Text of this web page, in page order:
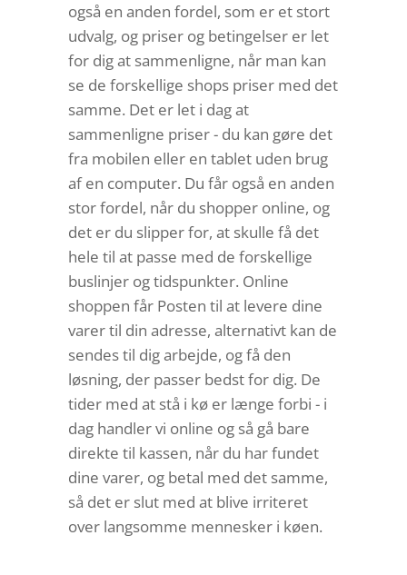
også en anden fordel, som er et stort
udvalg, og priser og betingelser er let
for dig at sammenligne, når man kan
se de forskellige shops priser med det
samme. Det er let i dag at
sammenligne priser - du kan gøre det
fra mobilen eller en tablet uden brug
af en computer. Du får også en anden
stor fordel, når du shopper online, og
det er du slipper for, at skulle få det
hele til at passe med de forskellige
buslinjer og tidspunkter. Online
shoppen får Posten til at levere dine
varer til din adresse, alternativt kan de
sendes til dig arbejde, og få den
løsning, der passer bedst for dig. De
tider med at stå i kø er længe forbi - i
dag handler vi online og så gå bare
direkte til kassen, når du har fundet
dine varer, og betal med det samme,
så det er slut med at blive irriteret
over langsomme mennesker i køen.